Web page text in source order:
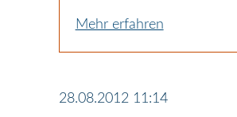
Mehr erfahren
28.08.2012 11:14